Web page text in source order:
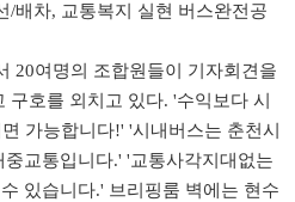
/배차, 교통복지 실현 버스완전공
20여명의 조합원들이 기자회견을
호를 외치고 있다. '수익보다 시
가능합니다!' '시내버스는 춘천시
교통입니다.' '교통사각지대없는
있습니다.' 브리핑룸 벽에는 현수